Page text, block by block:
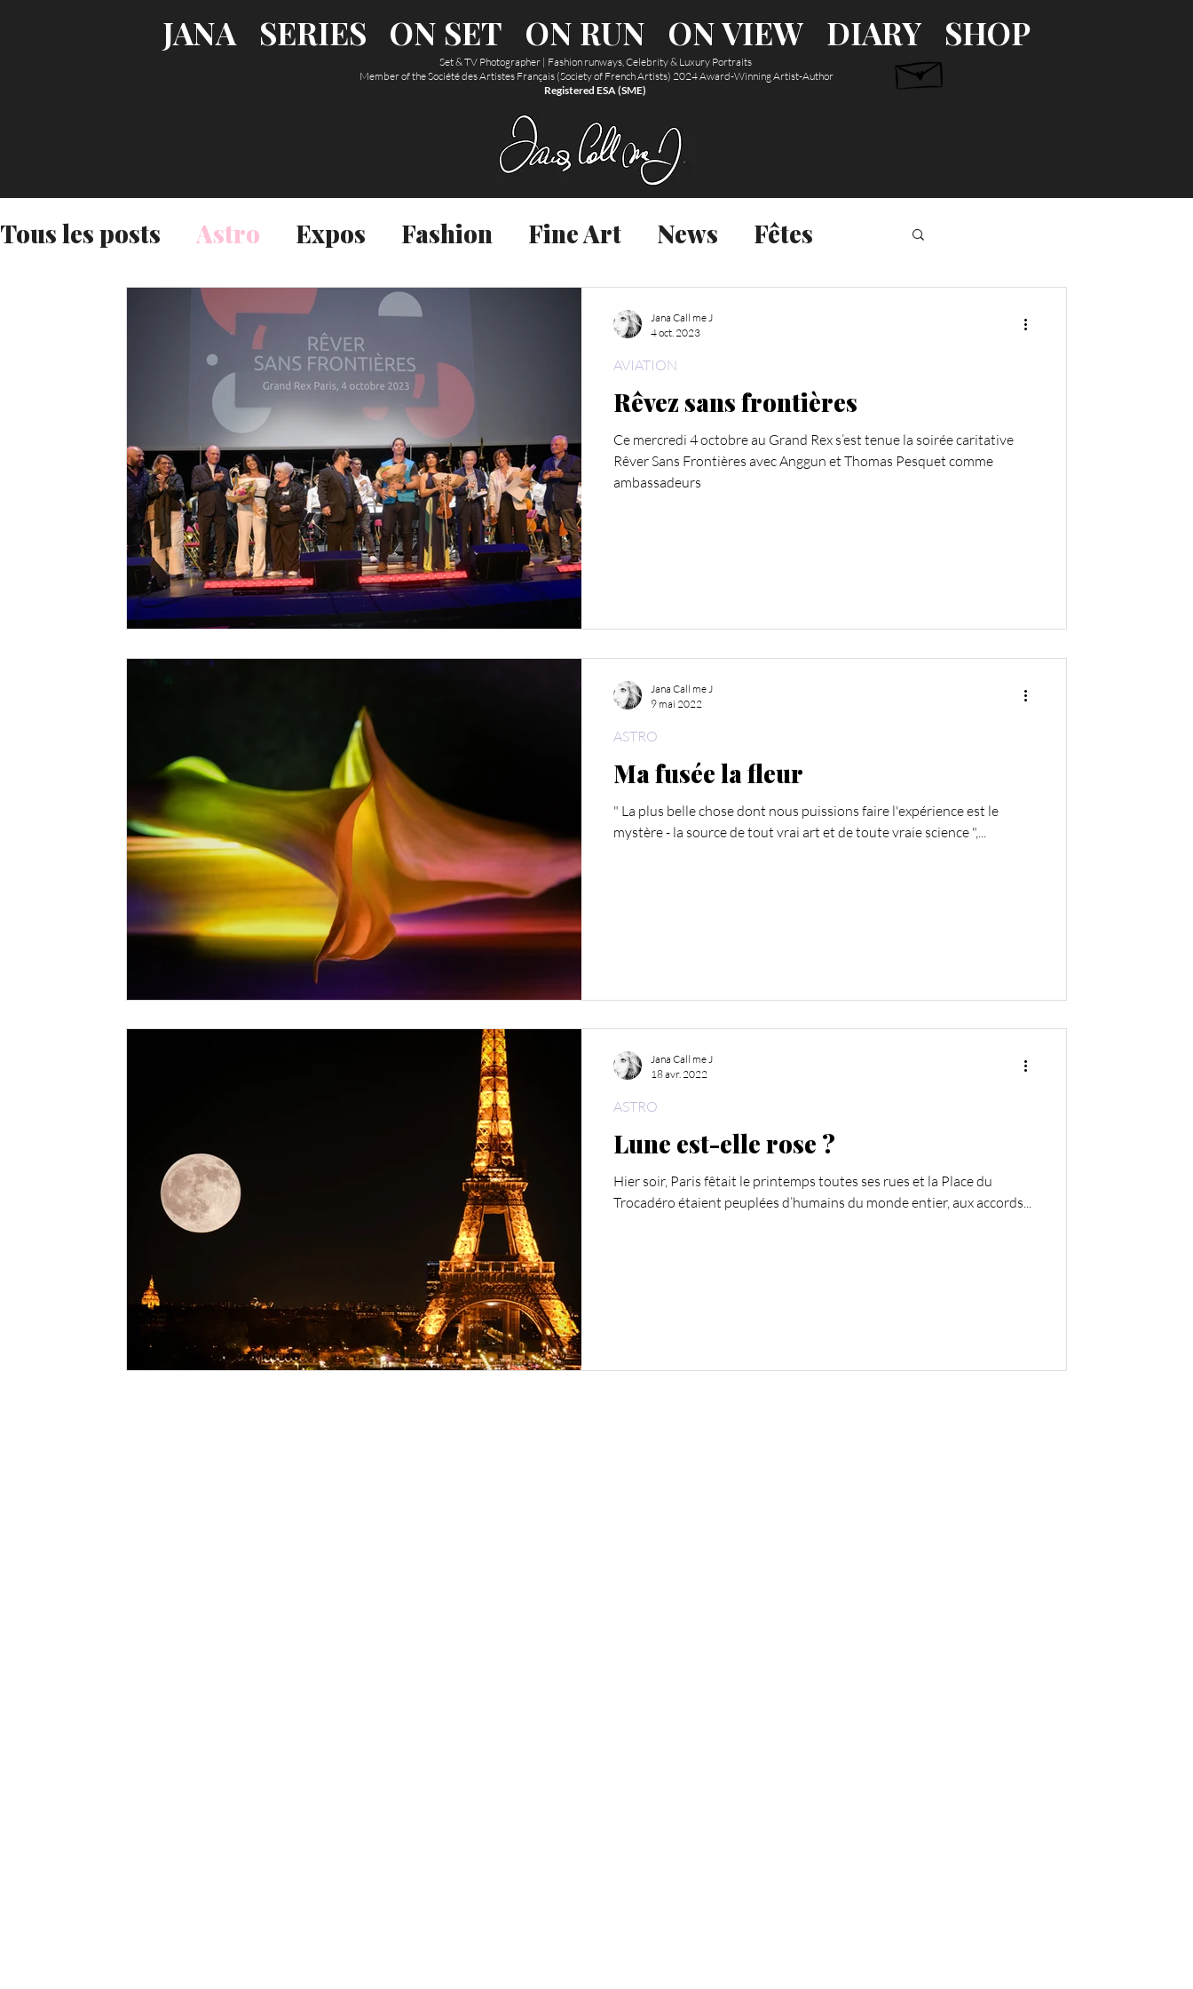
JANA SERIES ON SET ON RUN ON VIEW DIARY SHOP
Set & TV Photographer | Fashion runways, Celebrity & Luxury Portraits
Member of the Société des Artistes Français (Society of French Artists) 2024 Award-Winning Artist-Author
Registered ESA (SME)
leur auteure, Jana Call me J, et ne sont
pas libres de droit et sont régies au droit
français et au Code de la Propriété Intellectuelle. Reproduction de tout texte et image
votre boîte email :)
Tous les posts Astro Expos Fashion Fine Art News Fêtes
Nature Voyages Aviation Food
Rêvez sans frontières
Ce mercredi 4 octobre au Grand Rex s’est tenue la soirée caritative
Rêver Sans Frontières avec Anggun et Thomas Pesquet comme
ambassadeurs
AVIATION
Jana Call me J
4 oct. 2023
Ma fusée la fleur
" La plus belle chose dont nous puissions faire l'expérience est le
mystère - la source de tout vrai art et de toute vraie science ",...
ASTRO
Jana Call me J
9 mai 2022
Lune est-elle rose ?
Hier soir, Paris fêtait le printemps toutes ses rues et la Place du
Trocadéro étaient peuplées d’humains du monde entier, aux accords...
ASTRO
Jana Call me J
18 avr. 2022